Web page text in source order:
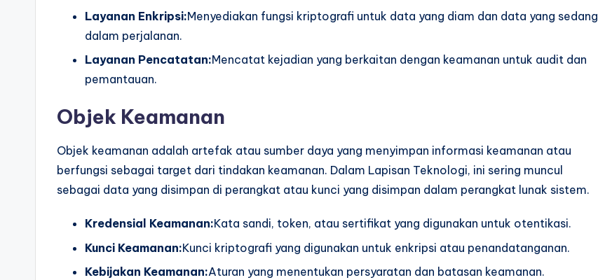
Layanan Enkripsi:Menyediakan fungsi kriptografi untuk data yang diam dan data yang sedang
dalam perjalanan.
Layanan Pencatatan:Mencatat kejadian yang berkaitan dengan keamanan untuk audit dan
pemantauan.
Objek Keamanan
Objek keamanan adalah artefak atau sumber daya yang menyimpan informasi keamanan atau
berfungsi sebagai target dari tindakan keamanan. Dalam Lapisan Teknologi, ini sering muncul
sebagai data yang disimpan di perangkat atau kunci yang disimpan dalam perangkat lunak sistem.
Kredensial Keamanan:Kata sandi, token, atau sertifikat yang digunakan untuk otentikasi.
Kunci Keamanan:Kunci kriptografi yang digunakan untuk enkripsi atau penandatanganan.
Kebijakan Keamanan:Aturan yang menentukan persyaratan dan batasan keamanan.